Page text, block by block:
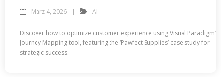
März 4, 2026 AI
Discover how to optimize customer experience using Visual Paradigm’s
Journey Mapping tool, featuring the ‘Pawfect Supplies’ case study for
strategic success.